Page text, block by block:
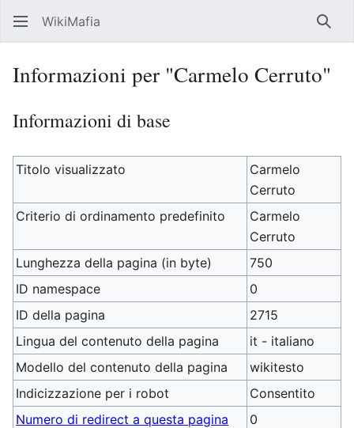
WikiMafia
Informazioni per "Carmelo Cerruto"
Informazioni di base
Titolo visualizzato
Carmelo
Cerruto
Criterio di ordinamento predefinito
Carmelo
Cerruto
Lunghezza della pagina (in byte)
750
ID namespace
0
ID della pagina
2715
Lingua del contenuto della pagina
it - italiano
Modello del contenuto della pagina
wikitesto
Indicizzazione per i robot
Consentito
Numero di redirect a questa pagina
0